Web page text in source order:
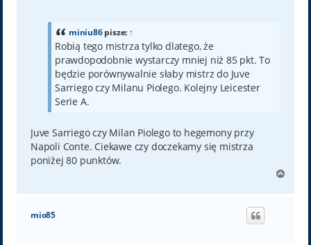
miniu86pisze: ↑
Robią tego mistrza tylko dlatego, że
prawdopodobnie wystarczy mniej niż 85 pkt. To
będzie porównywalnie słaby mistrz do Juve
Sarriego czy Milanu Piolego. Kolejny Leicester
Serie A.
Juve Sarriego czy Milan Piolego to hegemony przy
Napoli Conte. Ciekawe czy doczekamy się mistrza
poniżej 80 punktów.
g
mio85